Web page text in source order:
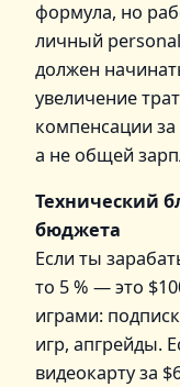
формула, но
личный
должен
увеличение
компенсации за
а не общей
Технический
бюджета
Если ты
то 5 % — это
играми:
игр, апгрейды.
видеокарту за